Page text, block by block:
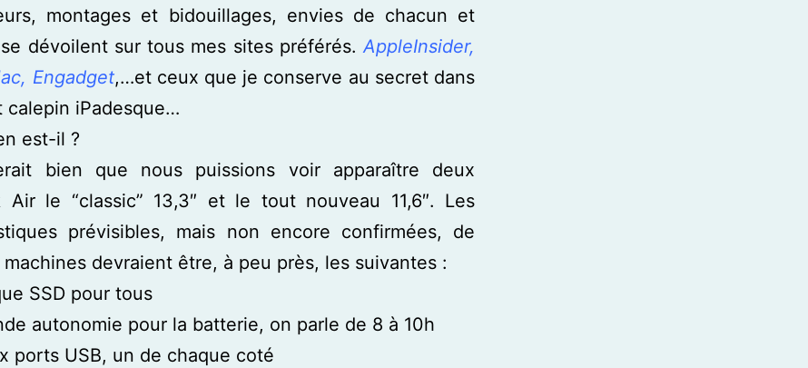
montages et bidouillages, envies de chacun et
dévoilent sur tous mes sites préférés. AppleInsider,
Engadget,…et ceux que je conserve au secret dans
calepin iPadesque…
est-il ?
bien que nous puissions voir apparaître deux
Air le “classic” 13,3″ et le tout nouveau 11,6″. Les
prévisibles, mais non encore confirmées, de
devraient être, à peu près, les suivantes :
SSD pour tous
autonomie pour la batterie, on parle de 8 à 10h
ports USB, un de chaque coté